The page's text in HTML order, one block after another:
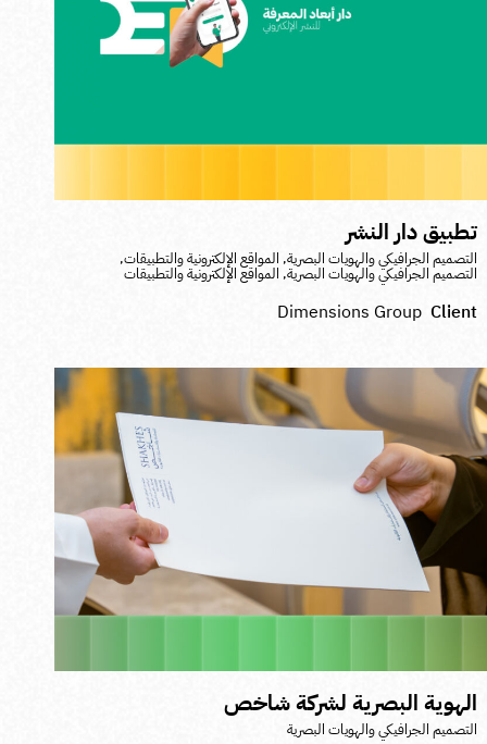
تطبيق دار النشر
التصميم الجرافيكي والهويات البصرية,المواقع الإلكترونية والتطبيقات,
التصميم الجرافيكي والهويات البصرية,المواقع الإلكترونية والتطبيقات
Client
Dimensions Group
الهوية البصرية لشركة شاخص
التصميم الجرافيكي والهويات البصرية